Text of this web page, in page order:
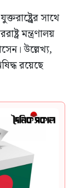
সাথে
মন্ত্রণালয়
উল্লেখ্য,
রয়েছে